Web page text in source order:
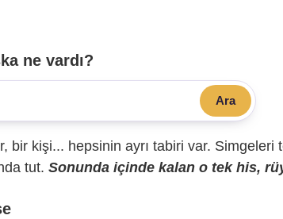
ne vardı?
Ara
bir kişi... hepsinin ayrı tabiri var. Simgeleri
tut. Sonunda içinde kalan o tek his,